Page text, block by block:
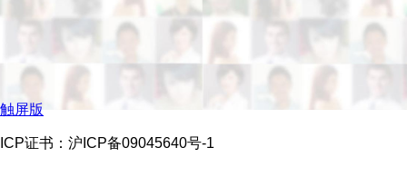
触屏版
ICP证书：沪ICP备09045640号-1